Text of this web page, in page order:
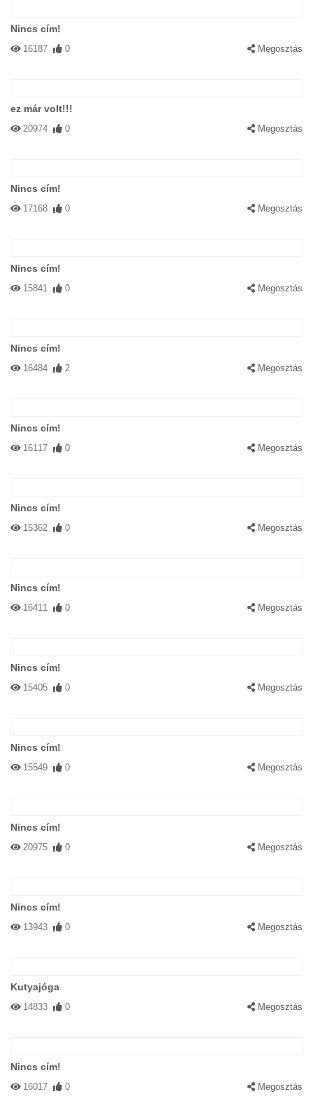
Nincs cím!
16187 0 Megosztás
ez már volt!!!
20974 0 Megosztás
Nincs cím!
17168 0 Megosztás
Nincs cím!
15841 0 Megosztás
Nincs cím!
16484 2 Megosztás
Nincs cím!
16117 0 Megosztás
Nincs cím!
15362 0 Megosztás
Nincs cím!
16411 0 Megosztás
Nincs cím!
15405 0 Megosztás
Nincs cím!
15549 0 Megosztás
Nincs cím!
20975 0 Megosztás
Nincs cím!
13943 0 Megosztás
Kutyajóga
14833 0 Megosztás
Nincs cím!
16017 0 Megosztás